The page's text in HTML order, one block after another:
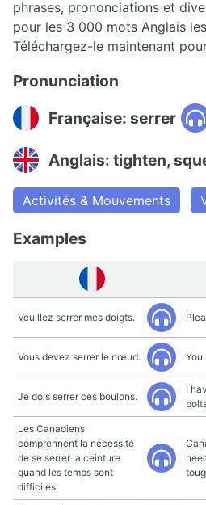
phrases, prononciations et
pour les 3 000 mots Anglais
Téléchargez-le maintenant
Pronunciation
Française: serrer
Anglais: tighten,
Activités & Mouvements
Examples
Veuillez serrer mes doigts.
Vous devez serrer le nœud. You
Je dois serrer ces boulons.
I
Les Canadiens
comprennent la nécessité
de se serrer la ceinture
quand les temps sont
difficiles.